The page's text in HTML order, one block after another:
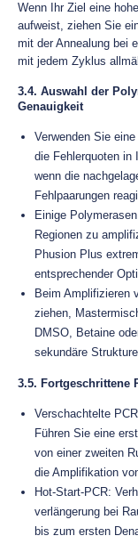
Wenn Ihr Ziel eine
aufweist, ziehen Sie
mit der Annealung bei
mit jedem Zyklus
3.4. Auswahl der
Genauigkeit
Verwenden Sie
die Fehlerquoten in
wenn die
Fehlpaarungen
Einige
Regionen zu
Phusion Plus
entsprechender
Beim Amplifizieren
ziehen,
DMSO, Betaine
sekundäre
3.5. Fortgeschrittene
Verschachtelte
Führen Sie eine
von einer zweiten
die Amplifikation
Hot-Start-PCR:
verlängerung bei
bis zum ersten